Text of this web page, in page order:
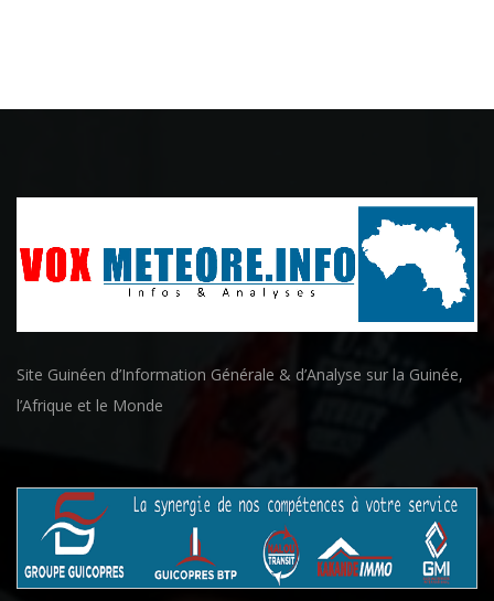
Site Guinéen d’Information Générale & d’Analyse sur la Guinée,
l’Afrique et le Monde